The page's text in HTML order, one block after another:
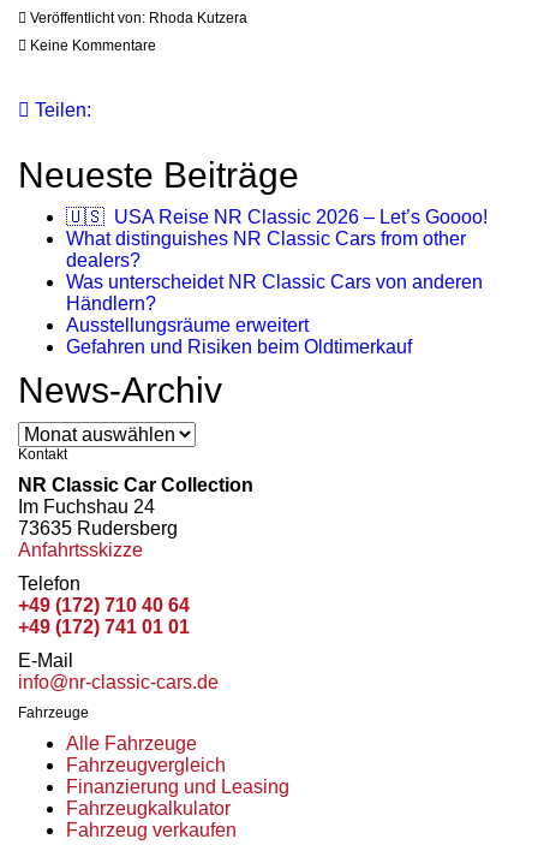
Veröffentlicht von: Rhoda Kutzera
Keine Kommentare
Teilen:
Neueste Beiträge
🇺🇸 USA Reise NR Classic 2026 – Let’s Goooo!
What distinguishes NR Classic Cars from other
dealers?
Was unterscheidet NR Classic Cars von anderen
Händlern?
Ausstellungsräume erweitert
Gefahren und Risiken beim Oldtimerkauf
News-Archiv
News-
Archiv
Kontakt
NR Classic Car Collection
Im Fuchshau 24
73635 Rudersberg
Anfahrtsskizze
Telefon
+49 (172) 710 40 64
+49 (172) 741 01 01
E-Mail
info@nr-classic-cars.de
Fahrzeuge
Alle Fahrzeuge
Fahrzeugvergleich
Finanzierung und Leasing
Fahrzeugkalkulator
Fahrzeug verkaufen